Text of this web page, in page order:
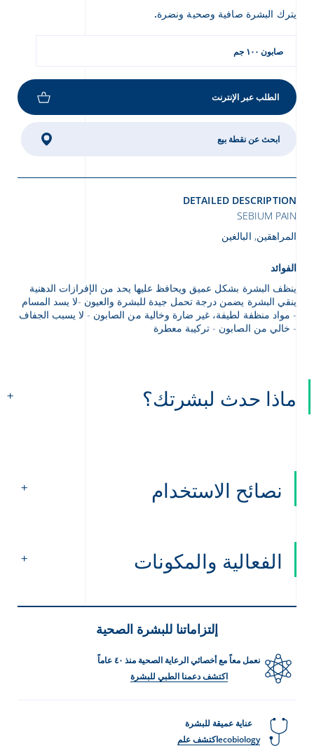
يترك البشرة صافية وصحية ونضرة.
صابون ١٠٠ جم
الطلب عبر الإنترنت
ابحث عن نقطة بيع
DETAILED DESCRIPTION
SEBIUM PAIN
المراهقين, البالغين
الفوائد
ينظف البشرة بشكل عميق ويحافظ عليها يحد من الإفرازات الدهنية
ينقي البشرة يضمن درجة تحمل جيدة للبشرة والعيون -لا يسد المسام
- مواد منظفة لطيفة، غير ضارة وخالية من الصابون - لا يسبب الجفاف
- خالي من الصابون - تركيبة معطرة
ماذا حدث لبشرتك؟
نصائح الاستخدام
الفعالية والمكونات
إلتزاماتنا للبشرة الصحية
نعمل معاً مع أخصائي الرعاية الصحية منذ ٤٠ عاماً
اكتشف دعمنا الطبي للبشرة
عناية عميقة للبشرة
ecobiologyاكتشف علم